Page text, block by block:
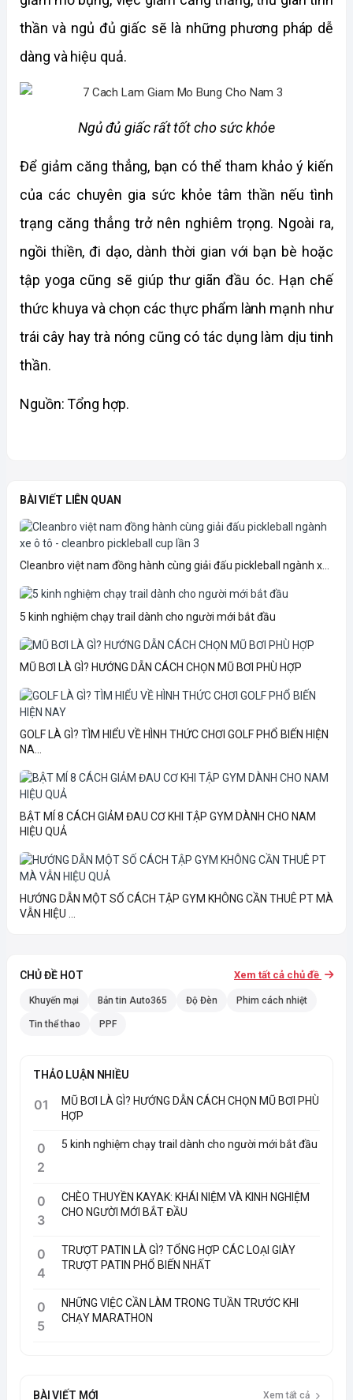
thần và ngủ đủ giấc sẽ là những phương pháp dễ
dàng và hiệu quả.
Ngủ đủ giấc rất tốt cho sức khỏe
Để giảm căng thẳng, bạn có thể tham khảo ý kiến
của các chuyên gia sức khỏe tâm thần nếu tình
trạng căng thẳng trở nên nghiêm trọng. Ngoài ra,
ngồi thiền, đi dạo, dành thời gian với bạn bè hoặc
tập yoga cũng sẽ giúp thư giãn đầu óc. Hạn chế
thức khuya và chọn các thực phẩm lành mạnh như
trái cây hay trà nóng cũng có tác dụng làm dịu tinh
thần.
Nguồn: Tổng hợp.
BÀI VIẾT LIÊN QUAN
Cleanbro việt nam đồng hành cùng giải đấu pickleball ngành x...
5 kinh nghiệm chạy trail dành cho người mới bắt đầu
MŨ BƠI LÀ GÌ? HƯỚNG DẪN CÁCH CHỌN MŨ BƠI PHÙ HỢP
GOLF LÀ GÌ? TÌM HIỂU VỀ HÌNH THỨC CHƠI GOLF PHỔ BIẾN HIỆN
NA...
BẬT MÍ 8 CÁCH GIẢM ĐAU CƠ KHI TẬP GYM DÀNH CHO NAM
HIỆU QUẢ
HƯỚNG DẪN MỘT SỐ CÁCH TẬP GYM KHÔNG CẦN THUÊ PT MÀ
VẪN HIỆU ...
CHỦ ĐỀ HOT Xem tất cả chủ đề
Khuyến mại Bản tin Auto365 Độ Đèn Phim cách nhiệt
Tin thể thao PPF
THẢO LUẬN NHIỀU
01
MŨ BƠI LÀ GÌ? HƯỚNG DẪN CÁCH CHỌN MŨ BƠI PHÙ
HỢP
0
2
5 kinh nghiệm chạy trail dành cho người mới bắt đầu
0
3
CHÈO THUYỀN KAYAK: KHÁI NIỆM VÀ KINH NGHIỆM
CHO NGƯỜI MỚI BẮT ĐẦU
0
4
TRƯỢT PATIN LÀ GÌ? TỔNG HỢP CÁC LOẠI GIÀY
TRƯỢT PATIN PHỔ BIẾN NHẤT
0
5
NHỮNG VIỆC CẦN LÀM TRONG TUẦN TRƯỚC KHI
CHẠY MARATHON
BÀI VIẾT MỚI Xem tất cả